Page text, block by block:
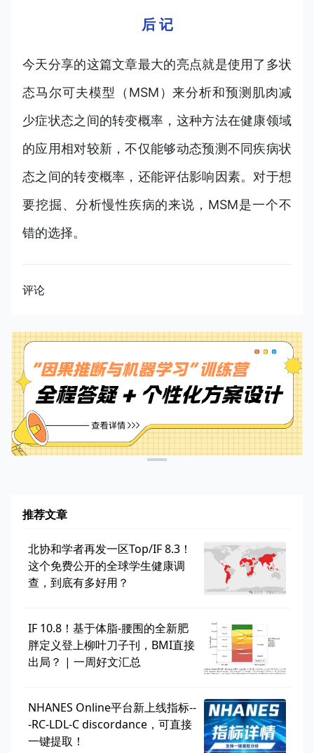
后 记
今天分享的这篇文章最大的亮点就是使用了多状
态马尔可夫模型（MSM）来分析和预测肌肉减
少症状态之间的转变概率，这种方法在健康领域
的应用相对较新，不仅能够动态预测不同疾病状
态之间的转变概率，还能评估影响因素。对于想
要挖掘、分析慢性疾病的来说，MSM是一个不
错的选择。
评论
推荐文章
北协和学者再发一区Top/IF 8.3！
这个免费公开的全球学生健康调
查，到底有多好用？
IF 10.8！基于体脂-腰围的全新肥
胖定义登上柳叶刀子刊，BMI直接
出局？ | 一周好文汇总
NHANES Online平台新上线指标--
-RC-LDL-C discordance，可直接
一键提取！